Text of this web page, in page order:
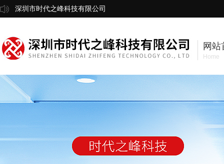
深圳市时代之峰科技有限公司
网站
Home